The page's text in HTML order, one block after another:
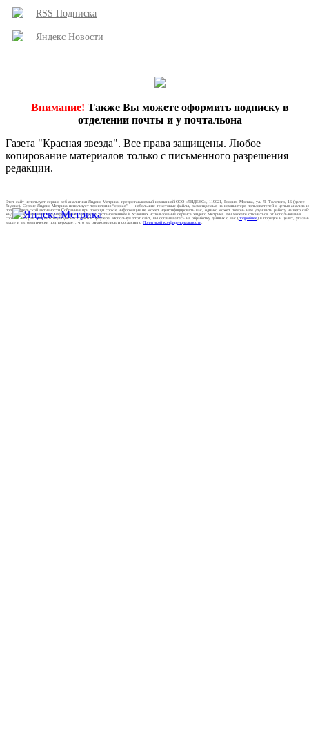
RSS Подписка
Яндекс Новости
Внимание! Также Вы можете оформить подписку в
отделении почты и у почтальона
Газета "Красная звезда". Все права защищены. Любое
копирование материалов только с письменного разрешения
редакции.
Этот сайт использует сервис веб-аналитики Яндекс Метрика, предоставляемый компанией ООО «ЯНДЕКС», 119021, Россия, Москва, ул. Л. Толстого, 16 (далее
Яндекс). Сервис Яндекс Метрика использует технологию “cookie” — небольшие текстовые файлы, размещаемые на компьютере пользователей с целью анализа
пользовательской активности.Собранная при помощи cookie информация не может идентифицировать вас, однако может помочь нам улучшить работу нашего
Яндекс обрабатывает эту информацию в порядке, установленном в Условиях использования сервиса Яндекс Метрика. Вы можете отказаться от использования
cookies, выбрав соответствующие настройки в браузере. Используя этот сайт, вы соглашаетесь на обработку данных о вас (подробнее) в порядке и целях,
выше и автоматически подтверждает, что вы ознакомились и согласны с Политикой конфиденциальности